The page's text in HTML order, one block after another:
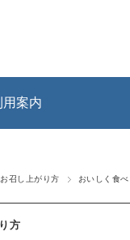
用案内
召し上がり方 おいしく食
方